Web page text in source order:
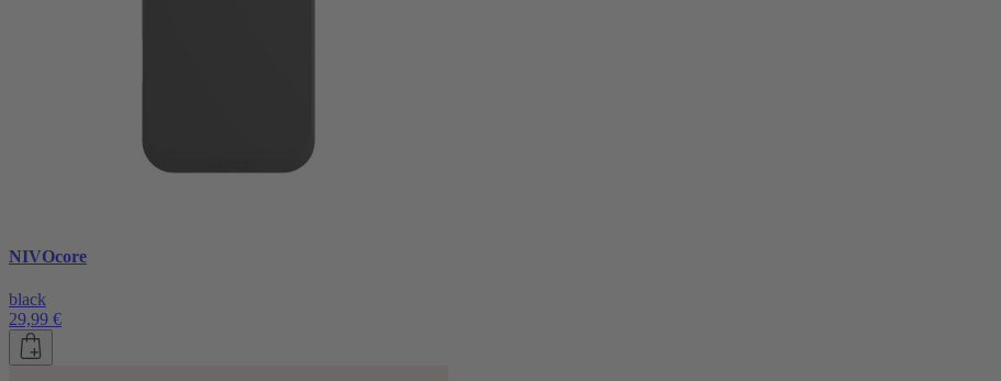
NIVOcore
black
29,99 €